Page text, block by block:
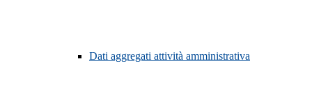
Dati aggregati attività amministrativa